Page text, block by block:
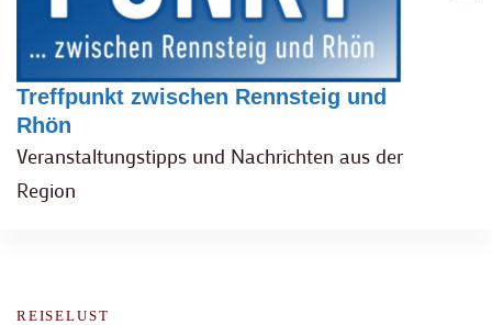
Treffpunkt zwischen Rennsteig und
Rhön
Veranstaltungstipps und Nachrichten aus der
Region
REISELUST